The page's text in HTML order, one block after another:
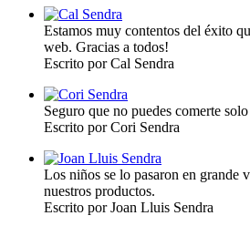
Estamos muy contentos del éxito
web. Gracias a todos!
Escrito por Cal Sendra
Seguro que no puedes comerte
Escrito por Cori Sendra
Los niños se lo pasaron en grande
nuestros productos.
Escrito por Joan Lluis Sendra